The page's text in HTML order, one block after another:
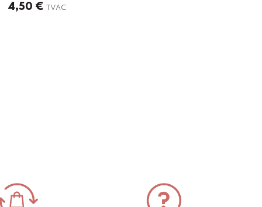
4,50 € TVAC